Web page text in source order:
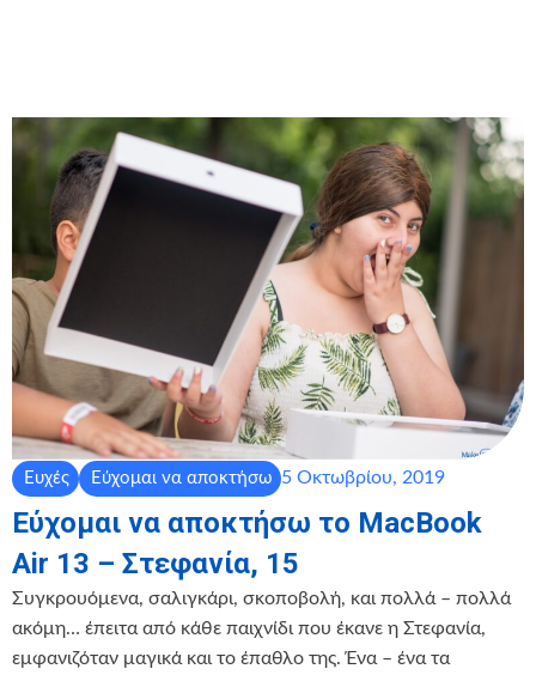
Ευχές Εύχομαι να αποκτήσω 5 Οκτωβρίου, 2019
Εύχομαι να αποκτήσω το MacBook
Air 13 – Στεφανία, 15
Συγκρουόμενα, σαλιγκάρι, σκοποβολή, και πολλά – πολλά
ακόμη… έπειτα από κάθε παιχνίδι που έκανε η Στεφανία,
εμφανιζόταν μαγικά και το έπαθλο της. Ένα – ένα τα